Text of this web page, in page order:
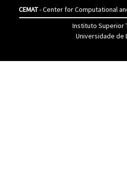
CEMAT- Center for Computational
Instituto Superior
Universidade de